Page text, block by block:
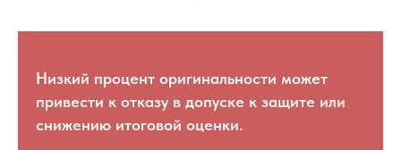
Низкий процент оригинальности может
привести к отказу в допуске к защите или
снижению итоговой оценки.